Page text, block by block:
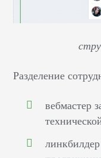
Разделение
вебмастер